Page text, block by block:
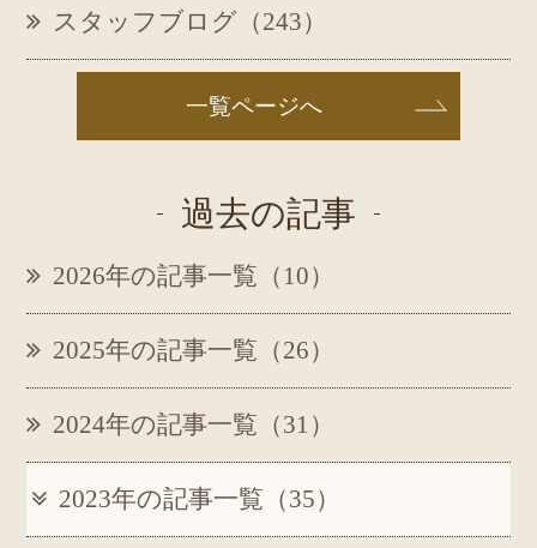
スタッフブログ（243）
一覧ページへ
過去の記事
2026年の記事一覧（10）
2025年の記事一覧（26）
2024年の記事一覧（31）
2023年の記事一覧（35）